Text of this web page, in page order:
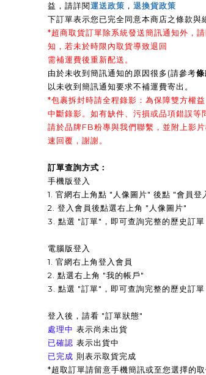
益，請詳閱運送政策 ， 退換貨政策
下訂單表示您已完全同意本商店之條款與
*超商取貨訂單除系統發送簡訊通知外，
知，若未於時限內取貨導致退回
需補運費後重新配送。
由於未收到簡訊通知的原因很多(請參考條
以未收到簡訊通知要求不補運費寄出。
*包裹拆封時請全程錄影：為保障雙方權
中斷錄影。如有缺件、污損或品項錯誤等
請於品牌FB粉專與我們聯繫，並附上影
速回覆，謝謝。
訂單查詢方式：
手機版登入
1. 官網右上角點 "人像圖片" 後點 "會員登
2. 登入會員後點選右上角 "人像圖片"
3. 點選 "訂單"，即可查詢完整的歷史訂單
電腦版登入
1. 官網右上角登入會員
2. 點選右上角 "我的帳戶"
3. 點選 "訂單"，即可查詢完整的歷史訂單
登入後，請看 "訂單狀態"
處理中 表示尚未出貨
已確認 表示出貨中
已完成 則表示取貨完成
*超取訂單請留意手機簡訊或至您選擇的取